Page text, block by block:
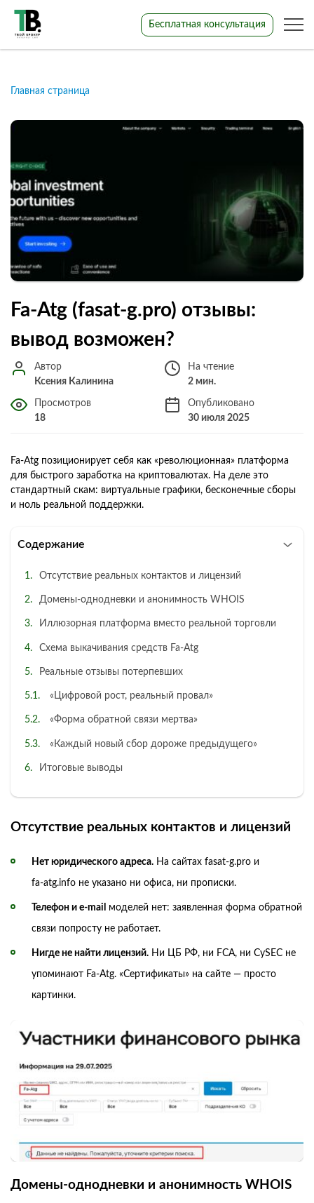
Бесплатная консультация
Главная страница
Fa-Atg (fasat-g.pro) отзывы:
вывод возможен?
Автор
Ксения Калинина
На чтение
2 мин.
Просмотров
18
Опубликовано
30 июля 2025
Fa‑Atg позиционирует себя как «революционная» платформа
для быстрого заработка на криптовалютах. На деле это
стандартный скам: виртуальные графики, бесконечные сборы
и ноль реальной поддержки.
Содержание
Отсутствие реальных контактов и лицензий
Домены‑однодневки и анонимность WHOIS
Иллюзорная платформа вместо реальной торговли
Схема выкачивания средств Fa‑Atg
Реальные отзывы потерпевших
«Цифровой рост, реальный провал»
«Форма обратной связи мертва»
«Каждый новый сбор дороже предыдущего»
Итоговые выводы
Отсутствие реальных контактов и лицензий
Нет юридического адреса. На сайтах fasat‑g.pro и
fa‑atg.info не указано ни офиса, ни прописки.
Телефон и e‑mail моделей нет: заявленная форма обратной
связи попросту не работает.
Нигде не найти лицензий. Ни ЦБ РФ, ни FCA, ни CySEC не
упоминают Fa‑Atg. «Сертификаты» на сайте — просто
картинки.
Домены‑однодневки и анонимность WHOIS